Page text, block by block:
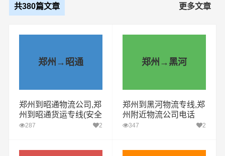
共380篇文章 更多文章
郑州→昭通
郑州到昭通物流公司,郑
州到昭通货运专线(安全
高效)
287 2
郑州→黑河
郑州到黑河物流专线,郑
州附近物流公司电话
347 2